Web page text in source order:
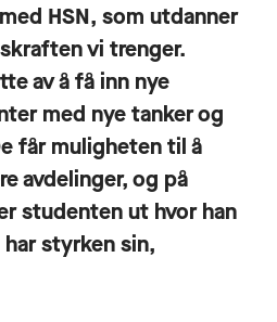
HSN, som utdanner
vi trenger.
av å få inn nye
med nye tanker og
får muligheten til å
avdelinger, og på
studenten ut hvor han
styrken sin,